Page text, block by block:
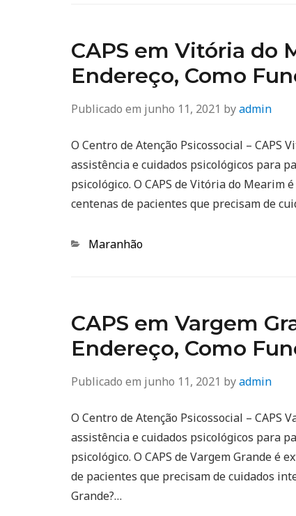
CAPS em Vitória do
Endereço, Como
Publicado em junho 11, 2021 byadmin
O Centro de Atenção Psicossocial –
assistência e cuidados psicológicos para
psicológico. O CAPS de Vitória do
centenas de pacientes que precisam de
Categorias
Maranhão
CAPS em Vargem
Endereço, Como
Publicado em junho 11, 2021 byadmin
O Centro de Atenção Psicossocial – CAPS
assistência e cuidados psicológicos para
psicológico. O CAPS de Vargem Grande
de pacientes que precisam de cuidados
Grande?…